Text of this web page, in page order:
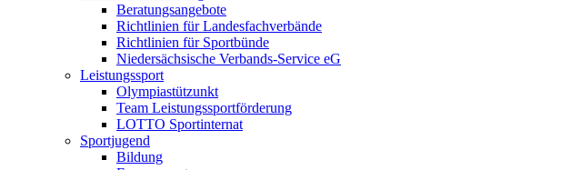
Beratungsangebote
Richtlinien für Landesfachverbände
Richtlinien für Sportbünde
Niedersächsische Verbands-Service eG
Leistungssport
Olympiastützunkt
Team Leistungssportförderung
LOTTO Sportinternat
Sportjugend
Bildung